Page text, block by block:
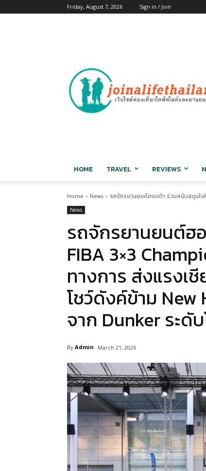
Friday, August 7, 2026 Sign in / Join
HOME TRAVEL REVIEWS
Home News รถจักรยานยนต์ฮอนด้า ร่วมสนับสนุนใน
News
รถจักรยานยนต์ฮ
FIBA 3×3
ทางการ ส่งแรงเ
โชว์ดังค์ข้าม New
จาก Dunker ระดั
By Admin March 21, 2026